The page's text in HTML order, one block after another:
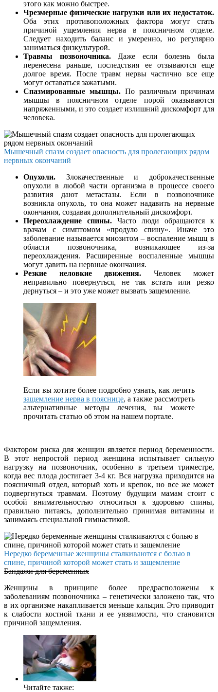
этого как можно быстрее.
Чрезмерные физические нагрузки или их недостаток.
Оба этих противоположных фактора могут стать
причиной ущемления нерва в поясничном отделе.
Следует находить баланс и умеренно, но регулярно
заниматься физкультурой.
Травмы позвоночника.Даже если болезнь была
перенесена раньше, последствия ее отзываются еще
долгое время. После травм нервы частично все еще
могут оставаться зажатыми.
Спазмированные мышцы. По различным причинам
мышцы в поясничном отделе порой оказываются
напряженными, и это создает излишний дискомфорт для
человека.
Мышечный спазм создает опасность для пролегающих рядом
нервных окончаний
Опухоли. Злокачественные и доброкачественные
опухоли в любой части организма в процессе своего
развития дают метастазы. Если в позвоночнике
возникла опухоль, то она может надавить на нервные
окончания, создавая дополнительный дискомфорт.
Переохлаждение спины. Часто люди обращаются к
врачам с симптомом «продуло спину». Иначе это
заболевание называется миозитом – воспаление мышц в
области позвоночника, возникающее из-за
переохлаждения. Расширенные воспаленные мышцы
могут давить на нервные окончания.
Резкие неловкие движения. Человек может
неправильно повернуться, не так встать или резко
дернуться – и это уже может вызвать защемление.
Если вы хотите более подробно узнать, как лечить
защемление нерва в пояснице, а также рассмотреть
альтернативные методы лечения, вы можете
прочитать статью об этом на нашем портале.
Фактором риска для женщин является период беременности.
В этот непростой период женщина испытывает сильную
нагрузку на позвоночник, особенно в третьем триместре,
когда вес плода достигает 3-4 кг. Вся нагрузка приходится на
поясничный отдел, который хоть и крепок, но все же может
подвергнуться травмам. Поэтому будущим мамам стоит с
особой внимательностью относиться к здоровью спины,
правильно питаясь, дополнительно принимая витамины и
занимаясь специальной гимнастикой.
Нередко беременные женщины сталкиваются с болью в
спине, причиной которой может стать и защемление
Бандажи для беременных
Женщины в принципе более предрасположены к
заболеваниям позвоночника – генетически заложено так, что
в их организме накапливается меньше кальция. Это приводит
к слабости костной ткани и ее уязвимости, что становится
причиной защемления.
Читайте также: